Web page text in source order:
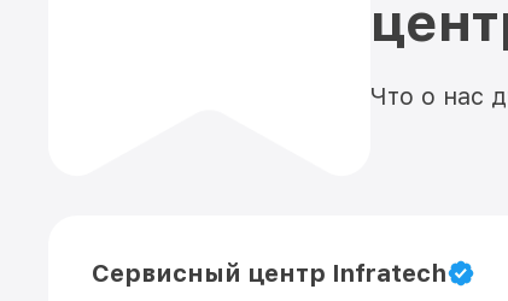
Что о нас
Сервисный центр Infratech